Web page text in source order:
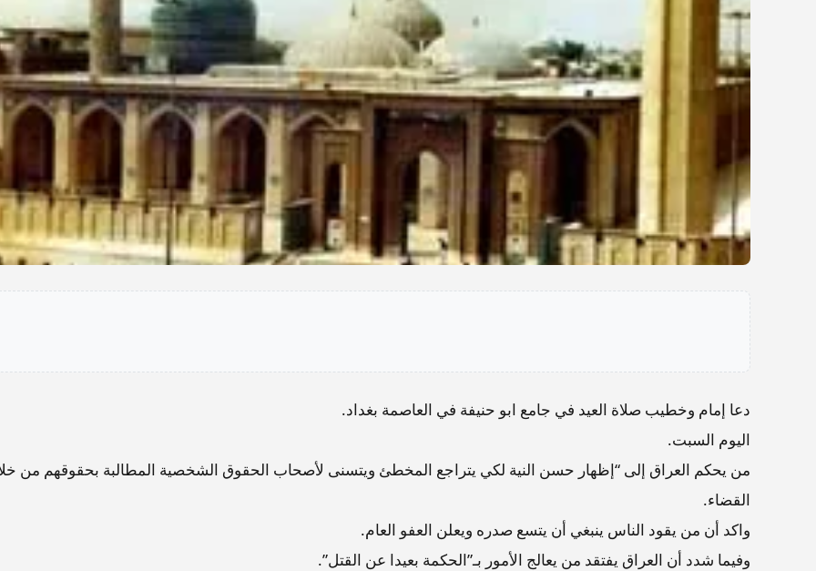
دعا إمام وخطيب صلاة العيد في جامع ابو حنيفة في العاصمة بغداد.
اليوم السبت.
من يحكم العراق إلى “إظهار حسن النية لكي يتراجع المخطئ ويتسنى لأصحاب الحقوق الشخصية المطالبة بحقوقهم من
القضاء.
واكد أن من يقود الناس ينبغي أن يتسع صدره ويعلن العفو العام.
وفيما شدد أن العراق يفتقد من يعالج الأمور بـ”الحكمة بعيدا عن القتل”.